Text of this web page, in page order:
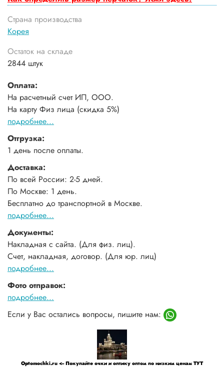
Страна производства
Корея
Остаток на складе
2844 штук
Оплата:
На расчетный счет ИП, ООО.
На карту Физ лица (скидка 5%)
подробнее...
Отгрузка:
1 день после оплаты.
Доставка:
По всей России: 2-5 дней.
По Москве: 1 день.
Бесплатно до транспортной в Москве.
подробнее...
Документы:
Накладная с сайта. (Для физ. лиц).
Счет, накладная, договор. (Для юр. лиц)
подробнее...
Фото отправок:
подробнее...
Если у Вас остались вопросы, пишите нам:
Optomochki.ru <-- Покупайте очки и оптику оптом по низким ценам ТУТ